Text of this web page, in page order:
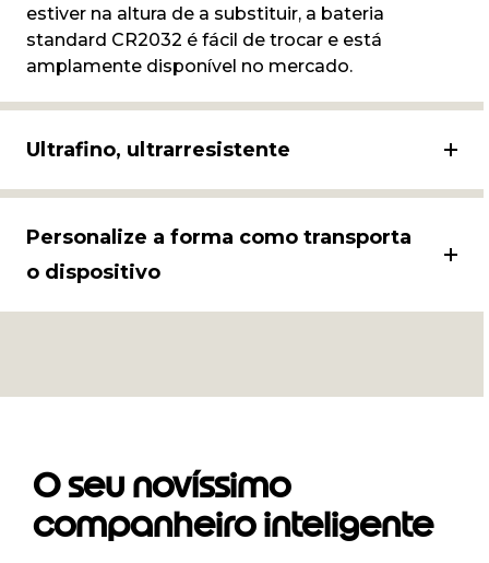
estiver na altura de a substituir, a bateria
standard CR2032 é fácil de trocar e está
amplamente disponível no mercado.
Ultrafino, ultrarresistente
Personalize a forma como transporta
o dispositivo
O seu novíssimo
companheiro inteligente